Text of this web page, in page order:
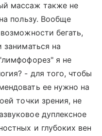
массаж также не
пользу. Вообще
бегать,
заниматься на
я не
- для того, чтобы
ее нужно на
точки зрения, не
дуплексное
и глубоких вен